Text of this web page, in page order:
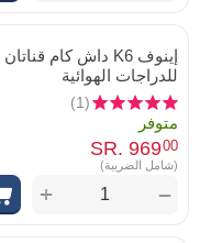
إينوف K6 داش كام قناتان
للدراجات الهوائية
(1)
متوفر
SR. 96900
(شامل الضريبة)
+ −